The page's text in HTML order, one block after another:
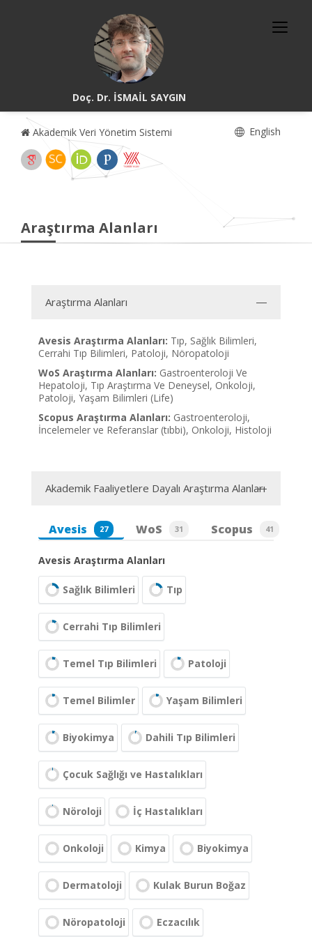
Doç. Dr. İSMAİL SAYGIN
Akademik Veri Yönetim Sistemi English
Araştırma Alanları
Araştırma Alanları
Avesis Araştırma Alanları: Tıp, Sağlık Bilimleri,
Cerrahi Tıp Bilimleri, Patoloji, Nöropatoloji
WoS Araştırma Alanları: Gastroenteroloji Ve
Hepatoloji, Tıp Araştırma Ve Deneysel, Onkoloji,
Patoloji, Yaşam Bilimleri (Life)
Scopus Araştırma Alanları: Gastroenteroloji,
İncelemeler ve Referanslar (tıbbi), Onkoloji, Histoloji
Akademik Faaliyetlere Dayalı Araştırma Alanları
Avesis 27 WoS 31 Scopus 41
Avesis Araştırma Alanları
Sağlık Bilimleri Tıp
Cerrahi Tıp Bilimleri
Temel Tıp Bilimleri Patoloji
Temel Bilimler Yaşam Bilimleri
Biyokimya Dahili Tıp Bilimleri
Çocuk Sağlığı ve Hastalıkları
Nöroloji İç Hastalıkları
Onkoloji Kimya Biyokimya
Dermatoloji Kulak Burun Boğaz
Nöropatoloji Eczacılık